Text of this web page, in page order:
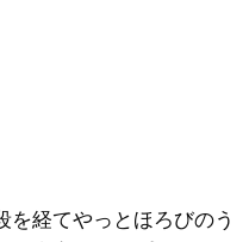
を経てやっとほろびのう